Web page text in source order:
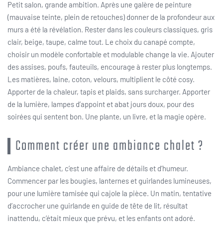
Petit salon, grande ambition. Après une galère de peinture
(mauvaise teinte, plein de retouches) donner de la profondeur aux
murs a été la révélation. Rester dans les couleurs classiques, gris
clair, beige, taupe, calme tout. Le choix du canapé compte,
choisir un modèle confortable et modulable change la vie. Ajouter
des assises, poufs, fauteuils, encourage à rester plus longtemps.
Les matières, laine, coton, velours, multiplient le côté cosy.
Apporter de la chaleur, tapis et plaids, sans surcharger. Apporter
de la lumière, lampes d’appoint et abat jours doux, pour des
soirées qui sentent bon. Une plante, un livre, et la magie opère.
Comment créer une ambiance chalet ?
Ambiance chalet, c’est une affaire de détails et d’humeur.
Commencer par les bougies, lanternes et guirlandes lumineuses,
pour une lumière tamisée qui cajole la pièce. Un matin, tentative
d’accrocher une guirlande en guide de tête de lit, résultat
inattendu, c’était mieux que prévu, et les enfants ont adoré.